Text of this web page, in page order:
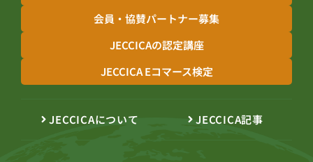
会員・協賛パートナー募集
JECCICAの認定講座
JECCICA Eコマース検定
JECCICAについて JECCICA記事